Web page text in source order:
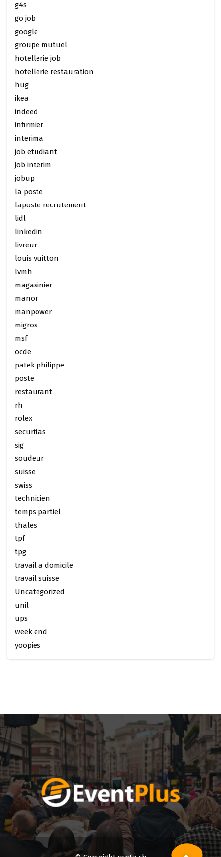
g4s
go job
google
groupe mutuel
hotellerie job
hotellerie restauration
hug
ikea
indeed
infirmier
interima
job etudiant
job interim
jobup
la poste
laposte recrutement
lidl
linkedin
livreur
louis vuitton
lvmh
magasinier
manor
manpower
migros
msf
ocde
patek philippe
poste
restaurant
rh
rolex
securitas
sig
soudeur
suisse
swiss
technicien
temps partiel
thales
tpf
tpg
travail a domicile
travail suisse
Uncategorized
unil
ups
week end
yoopies